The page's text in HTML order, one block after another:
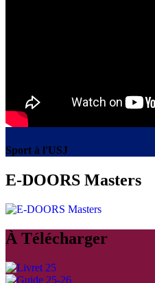
Sport à l'USJ
E-DOORS Masters
À Télécharger